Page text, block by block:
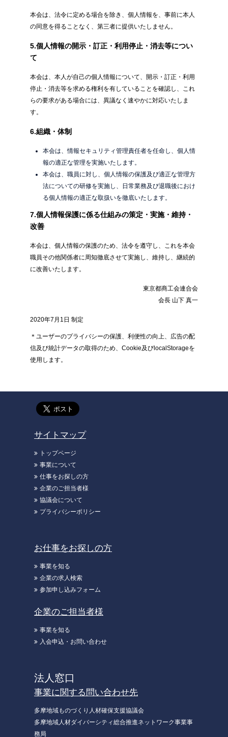
本会は、法令に定める場合を除き、個人情報を、事前に本人
の同意を得ることなく、第三者に提供いたしません。
5.個人情報の開示・訂正・利用停止・消去等につい
て
本会は、本人が自己の個人情報について、開示・訂正・利用
停止・消去等を求める権利を有していることを確認し、これ
らの要求がある場合には、異議なく速やかに対応いたしま
す。
6.組織・体制
本会は、情報セキュリティ管理責任者を任命し、個人情
報の適正な管理を実施いたします。
本会は、職員に対し、個人情報の保護及び適正な管理方
法についての研修を実施し、日常業務及び退職後におけ
る個人情報の適正な取扱いを徹底いたします。
7.個人情報保護に係る仕組みの策定・実施・維持・
改善
本会は、個人情報の保護のため、法令を遵守し、これを本会
職員その他関係者に周知徹底させて実施し、維持し、継続的
に改善いたします。
東京都商工会連合会
会長 山下 真一
2020年7月1日 制定
＊ユーザーのプライバシーの保護、利便性の向上、広告の配
信及び統計データの取得のため、Cookie及びlocalStorageを
使用します。
サイトマップ
トップページ
事業について
仕事をお探しの方
企業のご担当者様
協議会について
プライバシーポリシー
お仕事をお探しの方
事業を知る
企業の求人検索
参加申し込みフォーム
企業のご担当者様
事業を知る
入会申込・お問い合わせ
法人窓口
事業に関する問い合わせ先
多摩地域ものづくり人材確保支援協議会
多摩地域人材ダイバーシティ総合推進ネットワーク事業事
務局